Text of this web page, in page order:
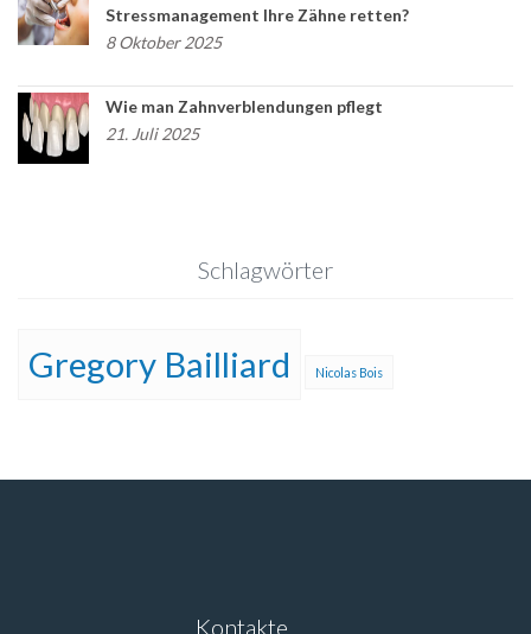
Stressmanagement Ihre Zähne retten?
8 Oktober 2025
Wie man Zahnverblendungen pflegt
21. Juli 2025
Schlagwörter
Gregory Bailliard Nicolas Bois
Kontakte